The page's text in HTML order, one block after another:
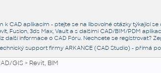
k CAD aplikacím - ptejte se na libovolné otázky týkající
Fusion, 3ds Max, Vault a s dalšími CAD/BIM/PDM
další informace o CAD Fóru. Nechcete se registrovat?
support firmy ARKANCE (CAD Studio) - přímá
GIS> Revit, BIM